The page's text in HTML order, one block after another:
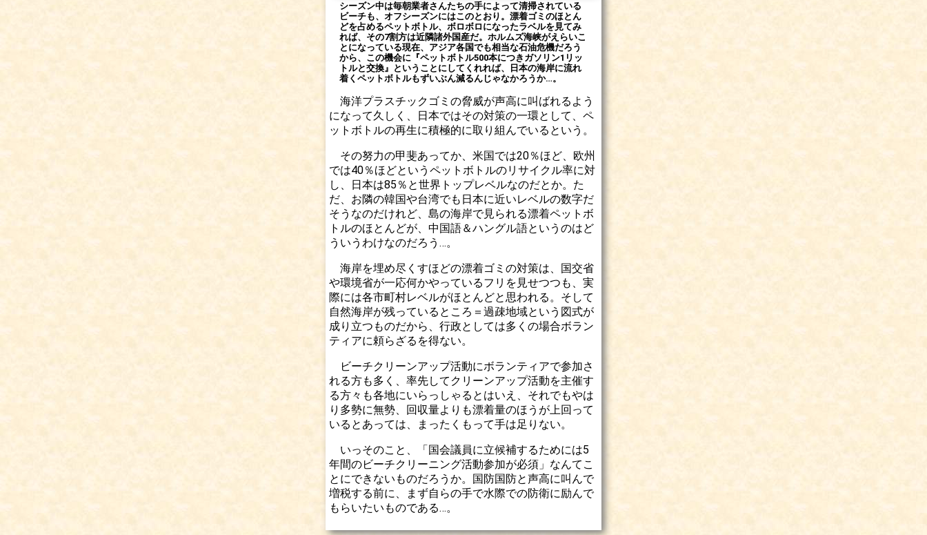
シーズン中は毎朝業者さんたちの手によって清掃されている
ビーチも、オフシーズンにはこのとおり。漂着ゴミのほとん
どを占めるペットボトル、ボロボロになったラベルを見てみ
れば、その7割方は近隣諸外国産だ。ホルムズ海峡がえらいこ
とになっている現在、アジア各国でも相当な石油危機だろう
から、この機会に『ペットボトル500本につきガソリン1リッ
トルと交換』ということにしてくれれば、日本の海岸に流れ
着くペットボトルもずいぶん減るんじゃなかろうか…。
海洋プラスチックゴミの脅威が声高に叫ばれるよう
になって久しく、日本ではその対策の一環として、ペ
ットボトルの再生に積極的に取り組んでいるという。
その努力の甲斐あってか、米国では20％ほど、欧州
では40％ほどというペットボトルのリサイクル率に対
し、日本は85％と世界トップレベルなのだとか。た
だ、お隣の韓国や台湾でも日本に近いレベルの数字だ
そうなのだけれど、島の海岸で見られる漂着ペットボ
トルのほとんどが、中国語＆ハングル語というのはど
ういうわけなのだろう…。
海岸を埋め尽くすほどの漂着ゴミの対策は、国交省
や環境省が一応何かやっているフリを見せつつも、実
際には各市町村レベルがほとんどと思われる。そして
自然海岸が残っているところ＝過疎地域という図式が
成り立つものだから、行政としては多くの場合ボラン
ティアに頼らざるを得ない。
ビーチクリーンアップ活動にボランティアで参加さ
れる方も多く、率先してクリーンアップ活動を主催す
る方々も各地にいらっしゃるとはいえ、それでもやは
り多勢に無勢、回収量よりも漂着量のほうが上回って
いるとあっては、まったくもって手は足りない。
いっそのこと、「国会議員に立候補するためには5
年間のビーチクリーニング活動参加が必須」なんてこ
とにできないものだろうか。国防国防と声高に叫んで
増税する前に、まず自らの手で水際での防衛に励んで
もらいたいものである…。